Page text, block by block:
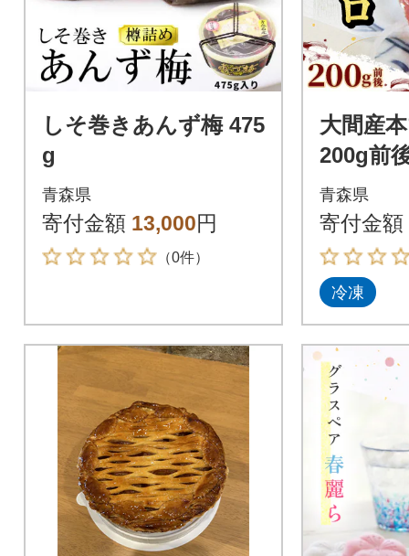
しそ巻きあんず梅 475
g
青森県
寄付金額 13,000円
（0件）
大間産
200g前
青森県
寄付金額
冷凍